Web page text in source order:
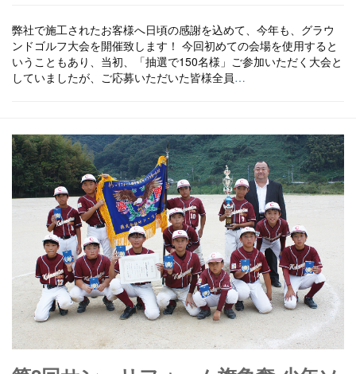
弊社で施工されたお客様へ日頃の感謝を込めて、今年も、グラウ
ンドゴルフ大会を開催致します！ 今回初めての会場を使用すると
いうこともあり、当初、「抽選で150名様」ご参加いただく大会と
していましたが、ご応募いただいた皆様全員…